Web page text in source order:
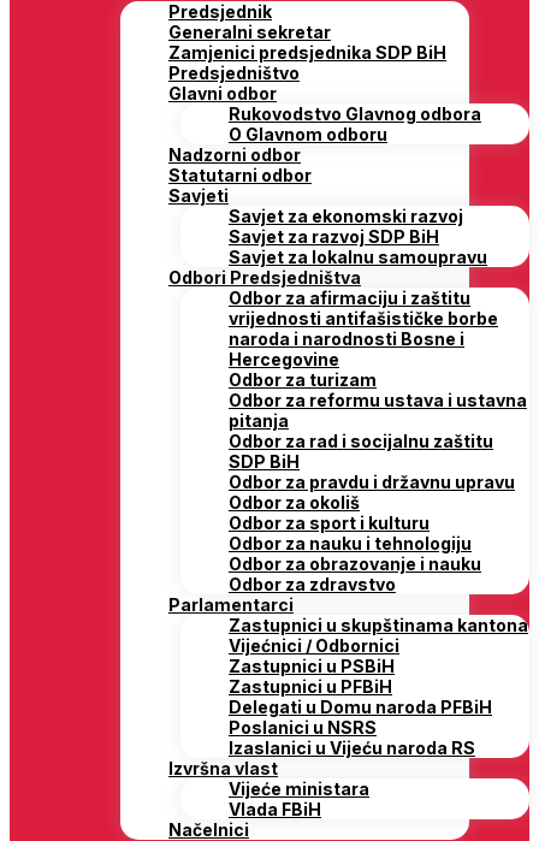
Predsjednik
Generalni sekretar
Zamjenici predsjednika SDP BiH
Predsjedništvo
Glavni odbor
Rukovodstvo Glavnog odbora
O Glavnom odboru
Nadzorni odbor
Statutarni odbor
Savjeti
Savjet za ekonomski razvoj
Savjet za razvoj SDP BiH
Savjet za lokalnu samoupravu
Odbori Predsjedništva
Odbor za afirmaciju i zaštitu
vrijednosti antifašističke borbe
naroda i narodnosti Bosne i
Hercegovine
Odbor za turizam
Odbor za reformu ustava i ustavna
pitanja
Odbor za rad i socijalnu zaštitu
SDP BiH
Odbor za pravdu i državnu upravu
Odbor za okoliš
Odbor za sport i kulturu
Odbor za nauku i tehnologiju
Odbor za obrazovanje i nauku
Odbor za zdravstvo
Parlamentarci
Zastupnici u skupštinama kantona
Vijećnici / Odbornici
Zastupnici u PSBiH
Zastupnici u PFBiH
Delegati u Domu naroda PFBiH
Poslanici u NSRS
Izaslanici u Vijeću naroda RS
Izvršna vlast
Vijeće ministara
Vlada FBiH
Načelnici